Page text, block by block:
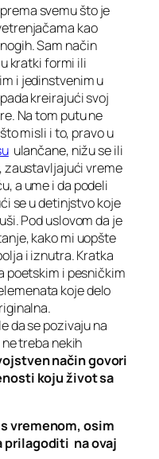
svemu što je
kao
Sam način
kratki formi ili
i jedinstvenim u
kreirajući svoj
Na tom putu ne
misli i to, pravo u
ulančane, nižu se ili
zaustavljajući vreme
a ume i da podeli
se u detinjstvo koje
Pod uslovom da je
kako mi uopšte
i iznutra. Kratka
poetskim i pesničkim
koje delo
da se pozivaju na
treba nekih
način govori
koju život sa
vremenom, osim
prilagoditi na ovaj